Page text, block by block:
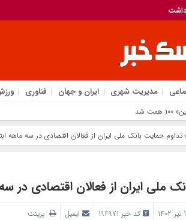
مدیریت شهری ایران و جهان فناوری
شد
تداوم حمایت بانک ملی ایران از فعالان اقتصادی در سه ماهه
ملی ایران از فعالان اقتصادی در
کد خبر 194971 ایمیل پرینت